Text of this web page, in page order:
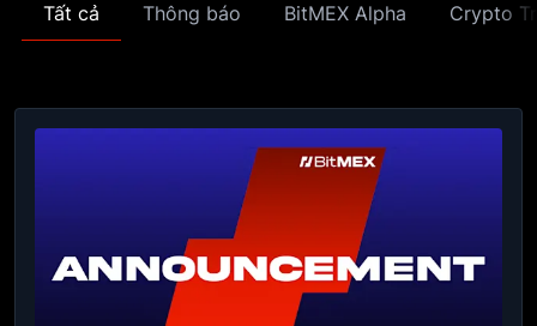
Tất cả Thông báo BitMEX Alpha Crypto